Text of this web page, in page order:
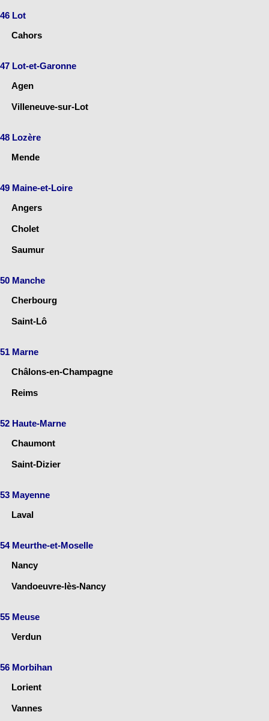
46 Lot
Cahors
47 Lot-et-Garonne
Agen
Villeneuve-sur-Lot
48 Lozère
Mende
49 Maine-et-Loire
Angers
Cholet
Saumur
50 Manche
Cherbourg
Saint-Lô
51 Marne
Châlons-en-Champagne
Reims
52 Haute-Marne
Chaumont
Saint-Dizier
53 Mayenne
Laval
54 Meurthe-et-Moselle
Nancy
Vandoeuvre-lès-Nancy
55 Meuse
Verdun
56 Morbihan
Lorient
Vannes